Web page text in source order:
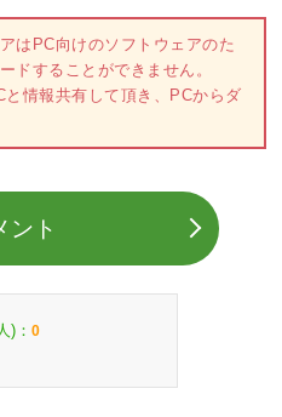
はPC向けのソフトウェアのた
ドすることができません。
情報共有して頂き、PCからダ
ント
人)： 0